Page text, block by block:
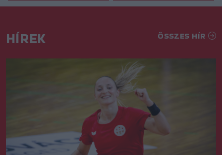
HÍREK ÖSSZES HÍR